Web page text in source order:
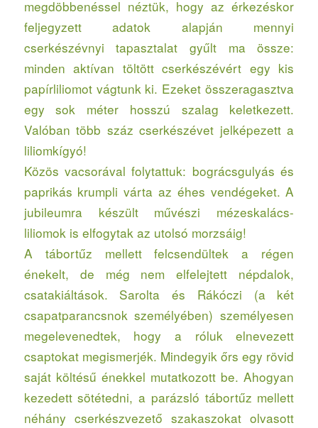
megdöbbenéssel néztük, hogy az érkezéskor
feljegyzett adatok alapján mennyi
cserkészévnyi tapasztalat gyűlt ma össze:
minden aktívan töltött cserkészévért egy kis
papírliliomot vágtunk ki. Ezeket összeragasztva
egy sok méter hosszú szalag keletkezett.
Valóban több száz cserkészévet jelképezett a
liliomkígyó!
Közös vacsorával folytattuk: bográcsgulyás és
paprikás krumpli várta az éhes vendégeket. A
jubileumra készült művészi mézeskalács-
liliomok is elfogytak az utolsó morzsáig!
A tábortűz mellett felcsendültek a régen
énekelt, de még nem elfelejtett népdalok,
csatakiáltások. Sarolta és Rákóczi (a két
csapatparancsnok személyében) személyesen
megelevenedtek, hogy a róluk elnevezett
csaptokat megismerjék. Mindegyik őrs egy rövid
saját költésű énekkel mutatkozott be. Ahogyan
kezedett sötétedni, a parázsló tábortűz mellett
néhány cserkészvezető szakaszokat olvasott